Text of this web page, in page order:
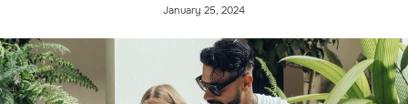
January 25, 2024